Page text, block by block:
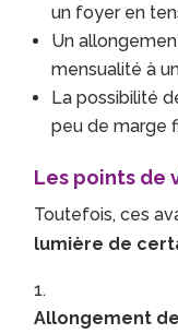
un foyer en
Un
mensualité à
La possibilité
peu de marge
Les points de
Toutefois, ces
lumière de
Allongement